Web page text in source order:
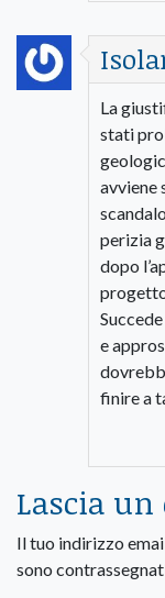
La
stati
avviene
perizia
dopo
e
finire a
Lascia
Il tuo indirizzo
sono